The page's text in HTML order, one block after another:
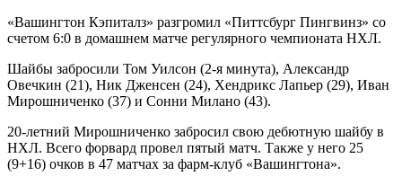
«Вашингтон Кэпиталз» разгромил «Питтсбург Пингвинз» со
счетом 6:0 в домашнем матче регулярного чемпионата НХЛ.
Шайбы забросили Том Уилсон (2-я минута), Александр
Овечкин (21), Ник Дженсен (24), Хендрикс Лапьер (29), Иван
Мирошниченко (37) и Сонни Милано (43).
20-летний Мирошниченко забросил свою дебютную шайбу в
НХЛ. Всего форвард провел пятый матч. Также у него 25
(9+16) очков в 47 матчах за фарм-клуб «Вашингтона».